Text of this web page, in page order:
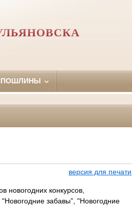
версия для печати
новогодних конкурсов,
забавы”, "Новогодние